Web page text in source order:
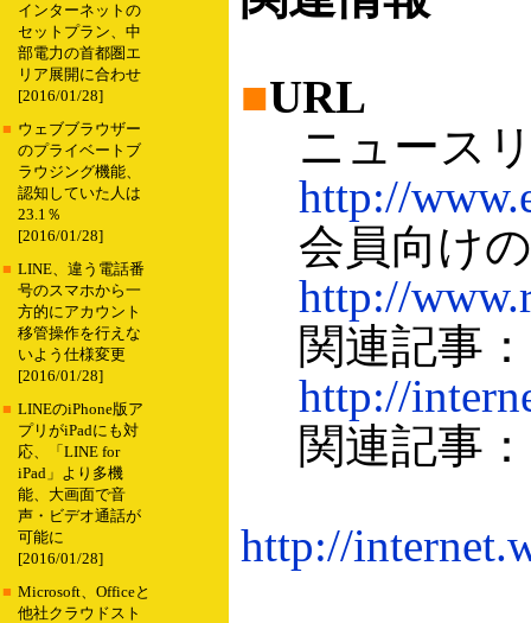
インターネットの
セットプラン、中
部電力の首都圏エ
リア展開に合わせ
[2016/01/28]
■ ウェブブラウザー
のプライベートブ
ラウジング機能、
認知していた人は
23.1％
[2016/01/28]
■ LINE、違う電話番
号のスマホから一
方的にアカウント
移管操作を行えな
いよう仕様変更
[2016/01/28]
■ LINEのiPhone版ア
プリがiPadにも対
応、「LINE for
iPad」より多機
能、大画面で音
声・ビデオ通話が
可能に
[2016/01/28]
■ Microsoft、Officeと
他社クラウドスト
■URL
ニュースリ
http://
会員向けの
http://
関連記事：
http://
関連記事：
http://